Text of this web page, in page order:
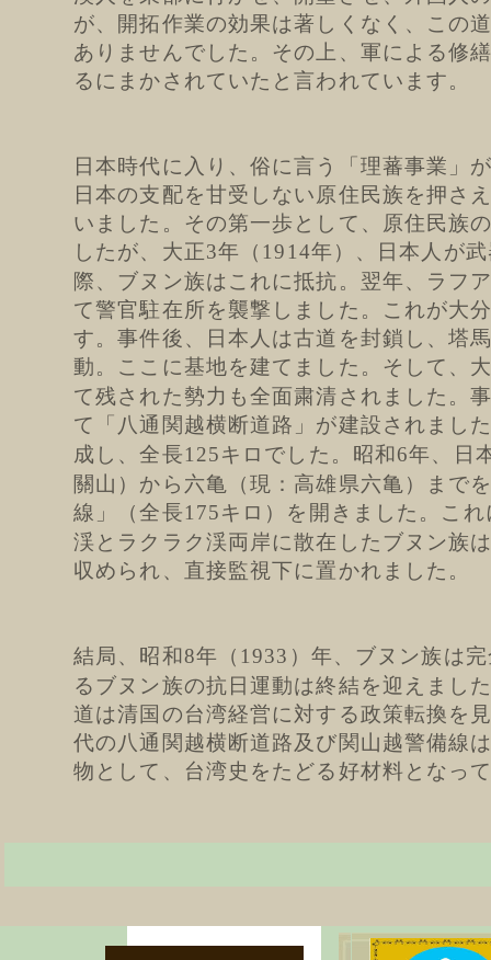
が、開拓作業の効果は著しくなく、この
ありませんでした。その上、軍による修
るにまかされていたと言われています。
日本時代に入り、俗に言う「理蕃事業」
日本の支配を甘受しない原住民族を押さ
いました。その第一歩として、原住民族
したが、大正3年（ 1914年）、日本人が
際、ブヌン族はこれに抵抗。翌年、ラフ
て警官駐在所を襲撃しました。これが大
す。事件後、日本人は古道を封鎖し、塔
動。ここに基地を建てました。そして、
て残された勢力も全面粛清されました。
て「八通関越横断道路」が建設されまし
成し、全長125キロでした。昭和6年、日
關山）から六亀（現：高雄県六亀）まで
線」（全長175キロ）を開きました。こ
渓とラクラク渓両岸に散在したブヌン族
収められ、直接監視下に置かれました。
結局、昭和8年（ 1933 ）年、ブヌン族は
るブヌン族の抗日運動は終結を迎えまし
道は清国の台湾経営に対する政策転換を
代の八通関越横断道路及び関山越警備線
物として、台湾史をたどる好材料となっ